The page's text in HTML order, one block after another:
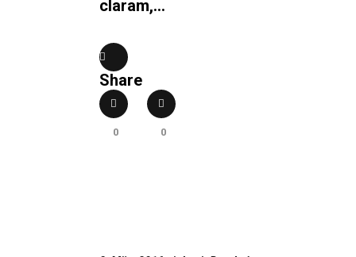
claram,...
Share
0 0